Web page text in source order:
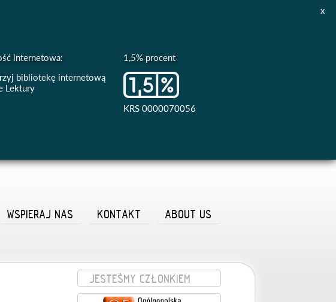
internetowa:
bibliotekę internetową
Lektury
1,5% procent
KRS 0000070056
x
ABOUT US
KONTAKT
WSPIERAJ NAS
JESTEŚMY CZŁONKIEM